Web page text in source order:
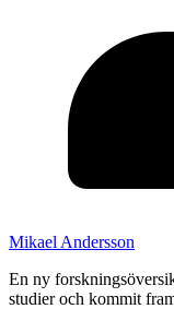
Mikael Andersson
En ny
studier och kommit